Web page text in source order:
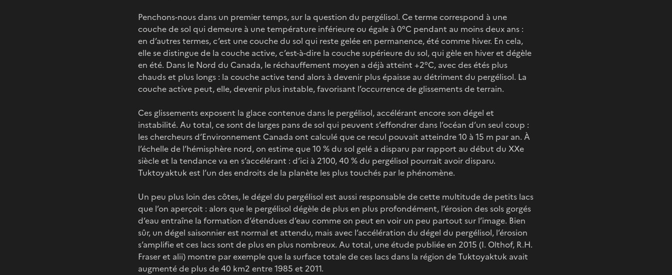
Penchons-nous dans un premier temps, sur la question du pergélisol. Ce terme correspond à une
couche de sol qui demeure à une température inférieure ou égale à 0°C pendant au moins deux ans :
en d’autres termes, c’est une couche du sol qui reste gelée en permanence, été comme hiver. En cela,
elle se distingue de la couche active, c’est-à-dire la couche supérieure du sol, qui gèle en hiver et dégèle
en été. Dans le Nord du Canada, le réchauffement moyen a déjà atteint +2°C, avec des étés plus
chauds et plus longs : la couche active tend alors à devenir plus épaisse au détriment du pergélisol. La
couche active peut, elle, devenir plus instable, favorisant l’occurrence de glissements de terrain.
Ces glissements exposent la glace contenue dans le pergélisol, accélérant encore son dégel et
instabilité. Au total, ce sont de larges pans de sol qui peuvent s’effondrer dans l’océan d’un seul coup :
les chercheurs d’Environnement Canada ont calculé que ce recul pouvait atteindre 10 à 15 m par an. À
l’échelle de l’hémisphère nord, on estime que 10 % du sol gelé a disparu par rapport au début du XXe
siècle et la tendance va en s’accélérant : d’ici à 2100, 40 % du pergélisol pourrait avoir disparu.
Tuktoyaktuk est l’un des endroits de la planète les plus touchés par le phénomène.
Un peu plus loin des côtes, le dégel du pergélisol est aussi responsable de cette multitude de petits lacs
que l’on aperçoit : alors que le pergélisol dégèle de plus en plus profondément, l’érosion des sols gorgés
d’eau entraîne la formation d’étendues d’eau comme on peut en voir un peu partout sur l’image. Bien
sûr, un dégel saisonnier est normal et attendu, mais avec l’accélération du dégel du pergélisol, l’érosion
s’amplifie et ces lacs sont de plus en plus nombreux. Au total, une étude publiée en 2015 (I. Olthof, R.H.
Fraser et alii) montre par exemple que la surface totale de ces lacs dans la région de Tuktoyaktuk avait
augmenté de plus de 40 km2 entre 1985 et 2011.